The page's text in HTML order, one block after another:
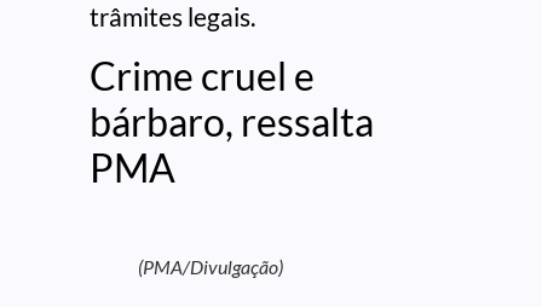
trâmites legais.
Crime cruel e
bárbaro, ressalta
PMA
(PMA/Divulgação)